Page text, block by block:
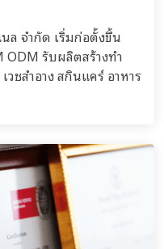
ล จำกัด เริ่มก่อตั้งขึ้น
ODM รับผลิตสร้างทำ
วชสำอาง สกินแคร์ อาหาร